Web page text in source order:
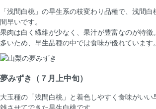
「浅間白桃」の早生系の枝変わり品種で、浅間
間早いです。
果肉は白く繊維が少なく、果汁が豊富なのが特徴
多いため、早生品種の中では食味が優れています。
夢みずき （７月上中旬）
大玉種の「浅間白桃」と着色しやすく食味がい